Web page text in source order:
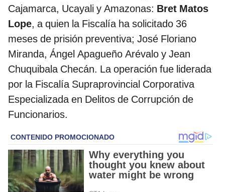
Cajamarca, Ucayali y Amazonas: Bret Matos
Lope, a quien la Fiscalía ha solicitado 36
meses de prisión preventiva; José Floriano
Miranda, Ángel Apagueño Arévalo y Jean
Chuquibala Checán. La operación fue liderada
por la Fiscalía Supraprovincial Corporativa
Especializada en Delitos de Corrupción de
Funcionarios.